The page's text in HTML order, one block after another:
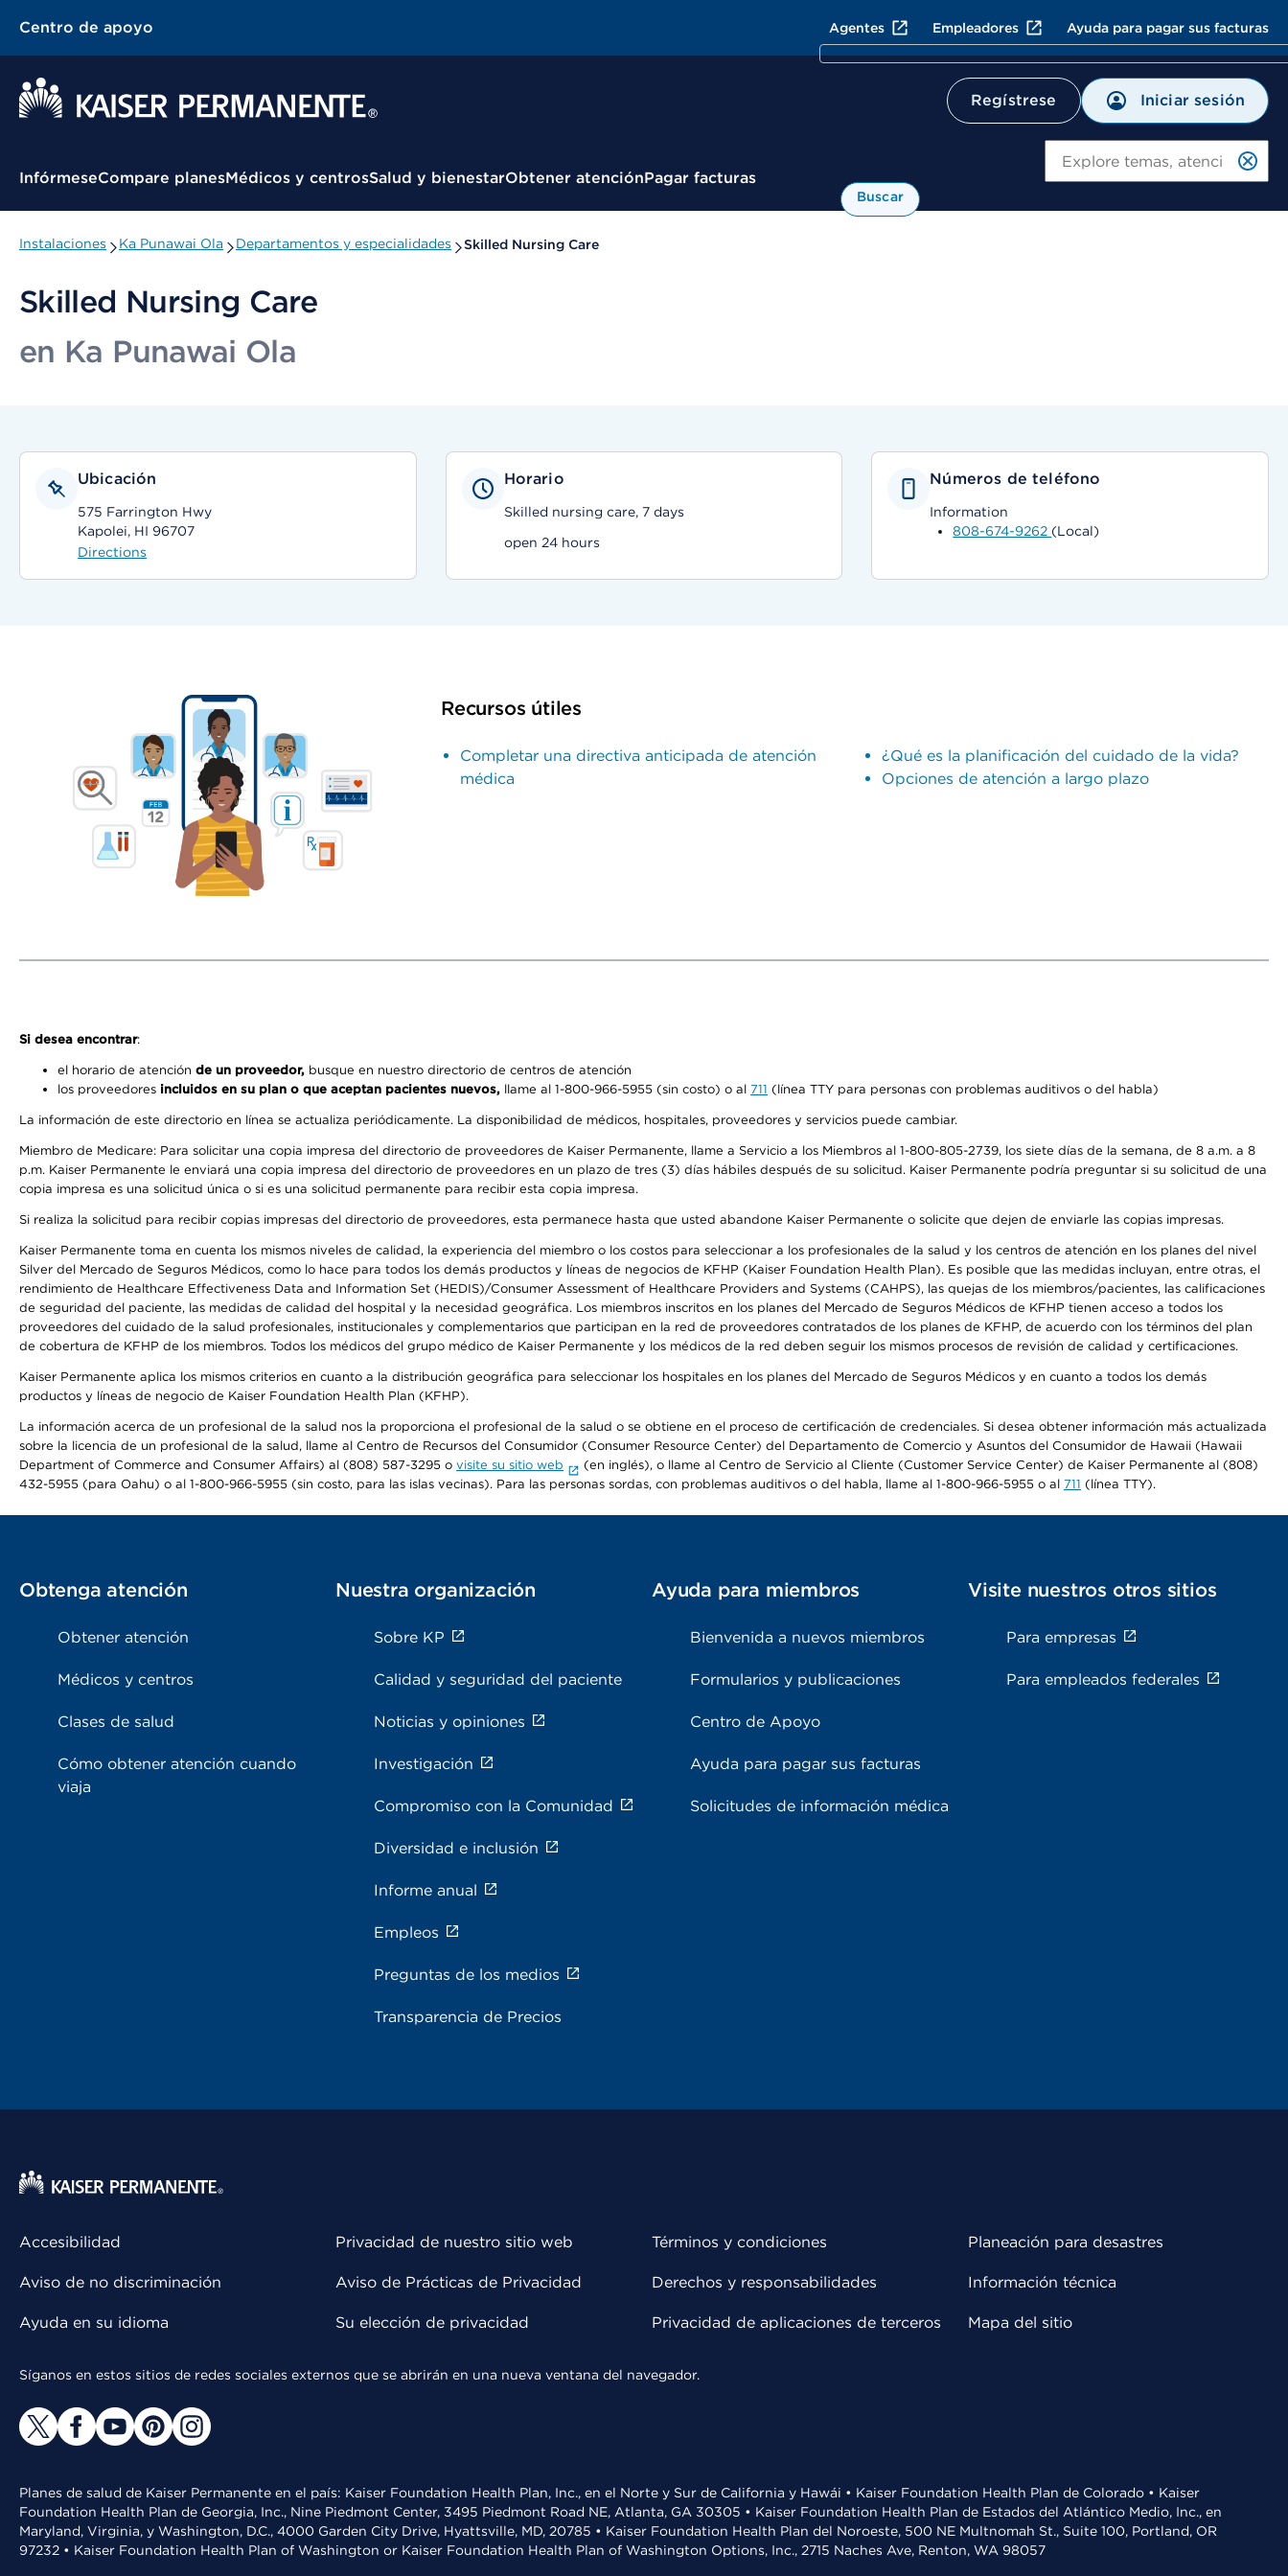
Centro de apoyo Agentes Empleadores Ayuda para pagar sus facturas
Regístrese Iniciar sesión
Menú contextual
InfórmeseCompare planesMédicos y centrosSalud y bienestarObtener atenciónPagar facturas
Buscar
Instalaciones Ka Punawai Ola Departamentos y especialidades Skilled Nursing Care
Skilled Nursing Care
en Ka Punawai Ola
Ubicación
575 Farrington Hwy
Kapolei, HI 96707
Directions
Horario
Skilled nursing care, 7 days
open 24 hours
Números de teléfono
Information
808-674-9262 (Local)
Recursos útiles
Completar una directiva anticipada de atención
médica
¿Qué es la planificación del cuidado de la vida?
Opciones de atención a largo plazo
Si desea encontrar:
el horario de atención de un proveedor, busque en nuestro directorio de centros de atención
los proveedores incluidos en su plan o que aceptan pacientes nuevos, llame al 1-800-966-5955 (sin costo) o al 711 (línea TTY para personas con problemas auditivos o del habla)
La información de este directorio en línea se actualiza periódicamente. La disponibilidad de médicos, hospitales, proveedores y servicios puede cambiar.
Miembro de Medicare: Para solicitar una copia impresa del directorio de proveedores de Kaiser Permanente, llame a Servicio a los Miembros al 1-800-805-2739, los siete días de la semana, de 8 a.m. a 8
p.m. Kaiser Permanente le enviará una copia impresa del directorio de proveedores en un plazo de tres (3) días hábiles después de su solicitud. Kaiser Permanente podría preguntar si su solicitud de una
copia impresa es una solicitud única o si es una solicitud permanente para recibir esta copia impresa.
Si realiza la solicitud para recibir copias impresas del directorio de proveedores, esta permanece hasta que usted abandone Kaiser Permanente o solicite que dejen de enviarle las copias impresas.
Kaiser Permanente toma en cuenta los mismos niveles de calidad, la experiencia del miembro o los costos para seleccionar a los profesionales de la salud y los centros de atención en los planes del nivel
Silver del Mercado de Seguros Médicos, como lo hace para todos los demás productos y líneas de negocios de KFHP (Kaiser Foundation Health Plan). Es posible que las medidas incluyan, entre otras, el
rendimiento de Healthcare Effectiveness Data and Information Set (HEDIS)/Consumer Assessment of Healthcare Providers and Systems (CAHPS), las quejas de los miembros/pacientes, las calificaciones
de seguridad del paciente, las medidas de calidad del hospital y la necesidad geográfica. Los miembros inscritos en los planes del Mercado de Seguros Médicos de KFHP tienen acceso a todos los
proveedores del cuidado de la salud profesionales, institucionales y complementarios que participan en la red de proveedores contratados de los planes de KFHP, de acuerdo con los términos del plan
de cobertura de KFHP de los miembros. Todos los médicos del grupo médico de Kaiser Permanente y los médicos de la red deben seguir los mismos procesos de revisión de calidad y certificaciones.
Kaiser Permanente aplica los mismos criterios en cuanto a la distribución geográfica para seleccionar los hospitales en los planes del Mercado de Seguros Médicos y en cuanto a todos los demás
productos y líneas de negocio de Kaiser Foundation Health Plan (KFHP).
La información acerca de un profesional de la salud nos la proporciona el profesional de la salud o se obtiene en el proceso de certificación de credenciales. Si desea obtener información más actualizada
sobre la licencia de un profesional de la salud, llame al Centro de Recursos del Consumidor (Consumer Resource Center) del Departamento de Comercio y Asuntos del Consumidor de Hawaii (Hawaii
Department of Commerce and Consumer Affairs) al (808) 587-3295 o visite su sitio web
(en inglés), o llame al Centro de Servicio al Cliente (Customer Service Center) de Kaiser Permanente al (808)
432-5955 (para Oahu) o al 1-800-966-5955 (sin costo, para las islas vecinas). Para las personas sordas, con problemas auditivos o del habla, llame al 1-800-966-5955 o al 711 (línea TTY).
Obtenga atención
Obtener atención
Médicos y centros
Clases de salud
Cómo obtener atención cuando
viaja
Nuestra organización
Sobre KP
Calidad y seguridad del paciente
Noticias y opiniones
Investigación
Compromiso con la Comunidad
Diversidad e inclusión
Informe anual
Empleos
Preguntas de los medios
Transparencia de Precios
Ayuda para miembros
Bienvenida a nuevos miembros
Formularios y publicaciones
Centro de Apoyo
Ayuda para pagar sus facturas
Solicitudes de información médica
Visite nuestros otros sitios
Para empresas
Para empleados federales
Accesibilidad
Aviso de no discriminación
Ayuda en su idioma
Privacidad de nuestro sitio web
Aviso de Prácticas de Privacidad
Su elección de privacidad
Términos y condiciones
Derechos y responsabilidades
Privacidad de aplicaciones de terceros
Planeación para desastres
Información técnica
Mapa del sitio
Síganos en estos sitios de redes sociales externos que se abrirán en una nueva ventana del navegador.
Planes de salud de Kaiser Permanente en el país: Kaiser Foundation Health Plan, Inc., en el Norte y Sur de California y Hawái • Kaiser Foundation Health Plan de Colorado • Kaiser
Foundation Health Plan de Georgia, Inc., Nine Piedmont Center, 3495 Piedmont Road NE, Atlanta, GA 30305 • Kaiser Foundation Health Plan de Estados del Atlántico Medio, Inc., en
Maryland, Virginia, y Washington, D.C., 4000 Garden City Drive, Hyattsville, MD, 20785 • Kaiser Foundation Health Plan del Noroeste, 500 NE Multnomah St., Suite 100, Portland, OR
97232 • Kaiser Foundation Health Plan of Washington or Kaiser Foundation Health Plan of Washington Options, Inc., 2715 Naches Ave, Renton, WA 98057